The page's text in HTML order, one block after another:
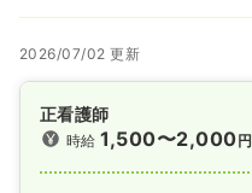
2026/07/02 更新
正看護師
時給1,500〜2,000円